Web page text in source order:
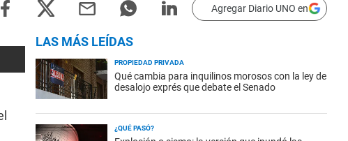
Agregar Diario UNO en
LAS MÁS LEÍDAS
PROPIEDAD PRIVADA
Qué cambia para inquilinos morosos con la ley de
desalojo exprés que debate el Senado
¿QUÉ PASÓ?